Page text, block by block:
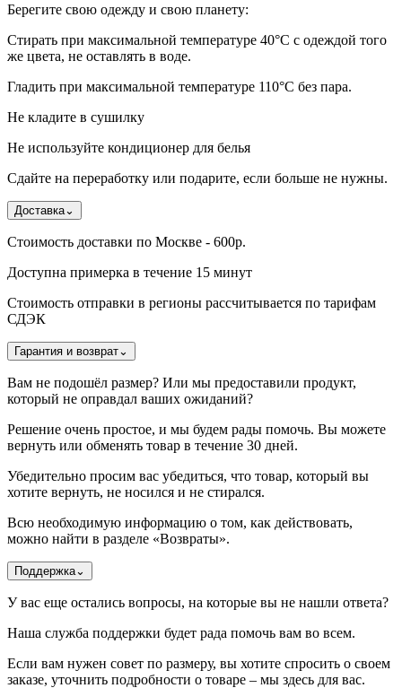
Берегите свою одежду и свою планету:
Стирать при максимальной температуре 40°C с одеждой того
же цвета, не оставлять в воде.
Гладить при максимальной температуре 110°С без пара.
Не кладите в сушилку
Не используйте кондиционер для белья
Сдайте на переработку или подарите, если больше не нужны.
Доставка⌄
Стоимость доставки по Москве - 600р.
Доступна примерка в течение 15 минут
Стоимость отправки в регионы рассчитывается по тарифам
СДЭК
Гарантия и возврат⌄
Вам не подошёл размер? Или мы предоставили продукт,
который не оправдал ваших ожиданий?
Решение очень простое, и мы будем рады помочь. Вы можете
вернуть или обменять товар в течение 30 дней.
Убедительно просим вас убедиться, что товар, который вы
хотите вернуть, не носился и не стирался.
Всю необходимую информацию о том, как действовать,
можно найти в разделе «Возвраты».
Поддержка⌄
У вас еще остались вопросы, на которые вы не нашли ответа?
Наша служба поддержки будет рада помочь вам во всем.
Если вам нужен совет по размеру, вы хотите спросить о своем
заказе, уточнить подробности о товаре – мы здесь для вас.